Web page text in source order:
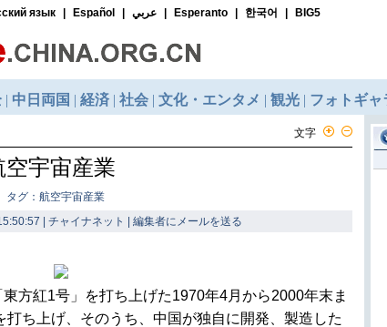
文字
空宇宙産業
タグ：航空宇宙産業
| チャイナネット | 編集者にメールを送る
紅1号」を打ち上げた1970年4月から2000年末ま
ち上げ、そのうち、中国が独自に開発、製造した